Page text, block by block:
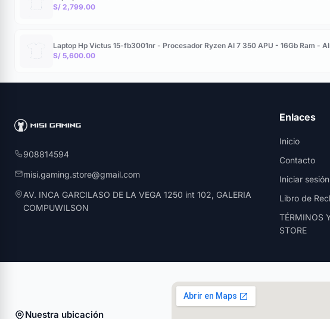
S/ 2,799.00
Laptop Hp Victus 15-fb3001nr - Procesador Ryzen AI 7 350 APU - 16Gb Ram -
S/ 5,600.00
908814594
misi.gaming.store@gmail.com
AV. INCA GARCILASO DE LA VEGA 1250 int 102, GALERIA
COMPUWILSON
Enlaces
Inicio
Contacto
Iniciar sesión
Libro de
TÉRMINOS
STORE
Nuestra ubicación